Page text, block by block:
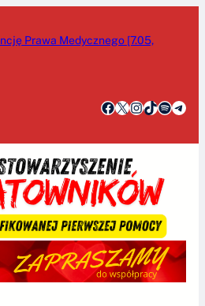
szansa na poszerzenie wiedzy
śmigłowcowych [4-
FacebookXInstagramTikTokSpotifyTelegram